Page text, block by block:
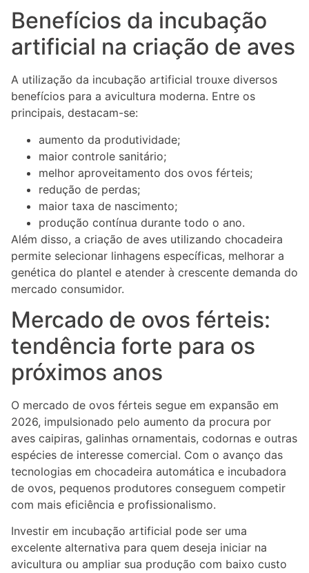
Benefícios da incubação
artificial na criação de aves
A utilização da incubação artificial trouxe diversos
benefícios para a avicultura moderna. Entre os
principais, destacam-se:
aumento da produtividade;
maior controle sanitário;
melhor aproveitamento dos ovos férteis;
redução de perdas;
maior taxa de nascimento;
produção contínua durante todo o ano.
Além disso, a criação de aves utilizando chocadeira
permite selecionar linhagens específicas, melhorar a
genética do plantel e atender à crescente demanda do
mercado consumidor.
Mercado de ovos férteis:
tendência forte para os
próximos anos
O mercado de ovos férteis segue em expansão em
2026, impulsionado pelo aumento da procura por
aves caipiras, galinhas ornamentais, codornas e outras
espécies de interesse comercial. Com o avanço das
tecnologias em chocadeira automática e incubadora
de ovos, pequenos produtores conseguem competir
com mais eficiência e profissionalismo.
Investir em incubação artificial pode ser uma
excelente alternativa para quem deseja iniciar na
avicultura ou ampliar sua produção com baixo custo